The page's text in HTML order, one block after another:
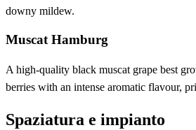
downy mildew.
Muscat Hamburg
A high-quality black muscat grape best
berries with an intense aromatic flavour,
Spaziatura e impianto